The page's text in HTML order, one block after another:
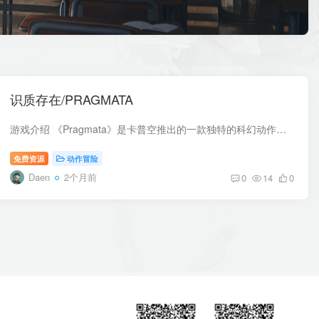
识质存在/PRAGMATA
游戏介绍 《Pragmata》是卡普空推出的一款独特的科幻动作冒险游戏。 玩家将跟随命运多舛的调查队队员“休”和机器人小女孩“戴安娜”，在被失控AI掌管的月球设施内寻找返回地球的方法。 游戏视...
免费资源 动作冒险
Daen 2个月前 0 14 0